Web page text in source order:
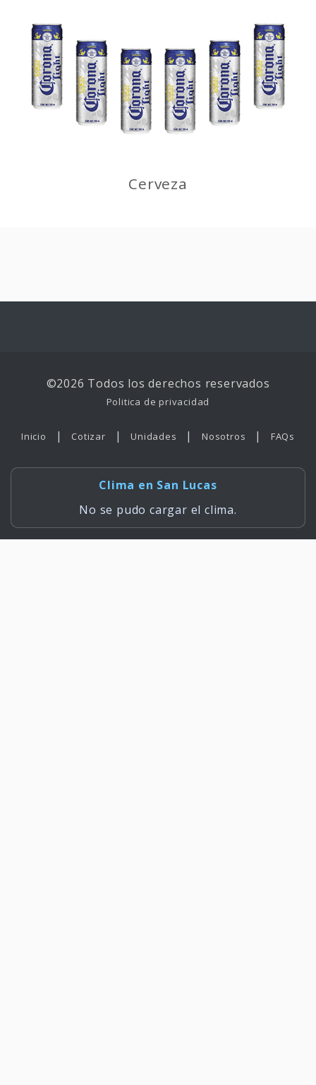
Cerveza
©2026 Todos los derechos reservados
Politica de privacidad
Inicio | Cotizar | Unidades | Nosotros | FAQs
Clima en San Lucas
No se pudo cargar el clima.